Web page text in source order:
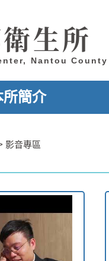
生所
Nantou County
所簡介
影音專區